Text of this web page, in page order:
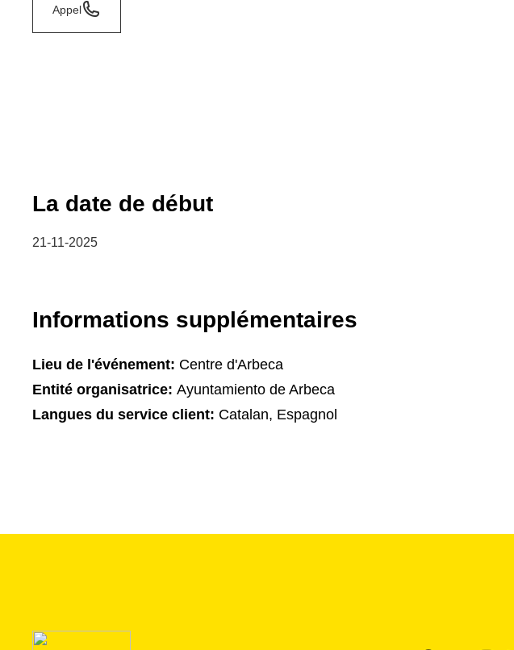
Appel
La date de début
21-11-2025
Informations supplémentaires
Lieu de l'événement: Centre d'Arbeca
Entité organisatrice: Ayuntamiento de Arbeca
Langues du service client: Catalan, Espagnol